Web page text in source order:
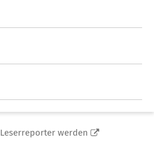
Leserreporter werden